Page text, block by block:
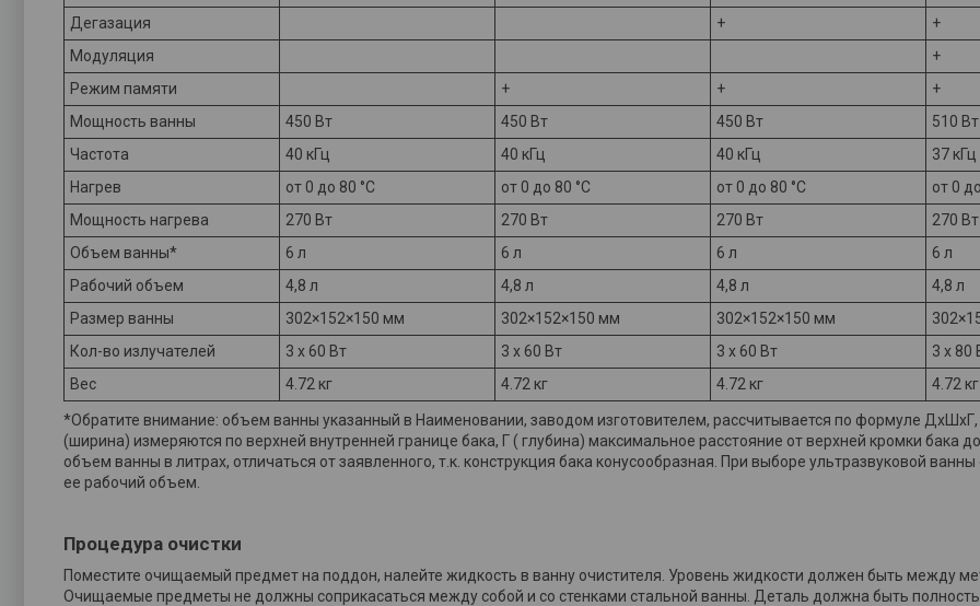
Дегазация
+
+
Модуляция
+
Режим памяти
+ +
+
Мощность ванны
450 Вт 450 Вт 450 Вт
510 Вт
Частота
40 кГц 40 кГц 40 кГц
37 кГц
Нагрев
от 0 до 80 °С от 0 до 80 °С от 0 до 80 °С
от 0
Мощность нагрева
270 Вт 270 Вт 270 Вт
270 Вт
Объем ванны*
6 л 6 л 6 л
6 л
Рабочий объем
4,8 л 4,8 л 4,8 л
4,8 л
Размер ванны
302×152×150 мм 302×152×150 мм 302×152×150 мм
Кол-во излучателей
3 x 60 Вт 3 x 60 Вт 3 x 60 Вт
3 x 80
Вес
4.72 кг 4.72 кг 4.72 кг 4.72 кг
*Обратите внимание: объем ванны указанный в Наименовании, заводом изготовителем, рассчитывается по формуле
(ширина) измеряются по верхней внутренней границе бака, Г ( глубина) максимальное расстояние от верхней кромки бака
объем ванны в литрах, отличаться от заявленного, т.к. конструкция бака конусообразная. При выборе ультразвуковой
ее рабочий объем.
Процедура очистки
Поместите очищаемый предмет на поддон, налейте жидкость в ванну очистителя. Уровень жидкости должен быть между
Очищаемые предметы не должны соприкасаться между собой и со стенками стальной ванны. Деталь должна быть